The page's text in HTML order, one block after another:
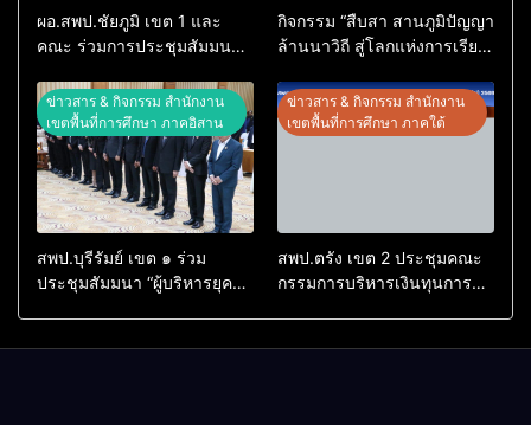
ผอ.สพป.ชัยภูมิ เขต 1 และ
คณะ ร่วมการประชุมสัมมนา
นำการศึกษาไทยสู่อนาคต”
ประจำเขตตรวจราชการที่ 13
กิจกรรม “สืบสา สานภูมิปัญญา
ล้านนาวิถี สู่โลกแห่งการเรียน
ประจำปีการศึกษา 2569
ข่าวสาร & กิจกรรม สำนักงาน
เขตพื้นที่การศึกษา ภาคอิสาน
สพป.บุรีรัมย์ เขต ๑ ร่วม
ประชุมสัมมนา “ผู้บริหารยุค
ข่าวสาร & กิจกรรม สำนักงาน
เขตพื้นที่การศึกษา ภาคใต้
สพป.ตรัง เขต 2 ประชุมคณะ
กรรมการบริหารเงินทุนการ